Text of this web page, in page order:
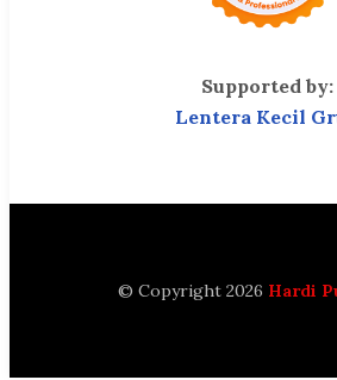
Supported by:
Lentera Kecil
© Copyright 2026 Hardi